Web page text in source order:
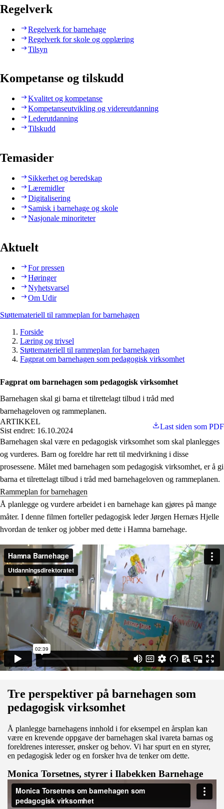
Regelverk
Regelverk for barnehage
Regelverk for skole og opplæring
Tilsyn
Kompetanse og tilskudd
Kvalitet og kompetanse
Kompetanseutvikling og videreutdanning
Lederutdanning
Tilskudd
Temasider
Sikkerhet og beredskap
Læremidler
Digitalisering
Samisk i barnehage og skole
Nasjonale minoriteter
Aktuelt
For pressen
Høringer
Nyhetsvarsel
Om Udir
Støttemateriell til rammeplan for barnehagen
Forside
Læring og trivsel
Støttemateriell til rammeplan for barnehagen
Fagprat om barnehagen som pedagogisk virksomhet
Fagprat om barnehagen som pedagogisk virksomhet
Barnehagen skal gi barna et tilrettelagt tilbud i tråd med
barnehageloven og rammeplanen.
ARTIKKEL
Sist endret: 16.10.2024
Last siden som PDF
Barnehagen skal være en pedagogisk virksomhet som skal planlegges
og vurderes. Barn og foreldre har rett til medvirkning i disse
prosessene. Målet med barnehagen som pedagogisk virksomhet, er å gi
barna et tilrettelagt tilbud i tråd med barnehageloven og rammeplanen.
Rammeplan for barnehagen
Å planlegge og vurdere arbeidet i en barnehage kan gjøres på mange
måter. I denne filmen forteller pedagogisk leder Jørgen Hernæs Hjelle
hvordan de tenker og jobber med dette i Hamna barnehage.
Tre perspektiver på barnehagen som
pedagogisk virksomhet
Å planlegge barnehagens innhold i for eksempel en årsplan kan
være en krevende oppgave der barnehagen skal ivareta barnas og
foreldrenes interesser, ønsker og behov. Vi har spurt en en styrer,
en pedagogisk leder og en forsker hva de tenker om dette.
Monica Torsetnes, styrer i Ilabekken Barnehage